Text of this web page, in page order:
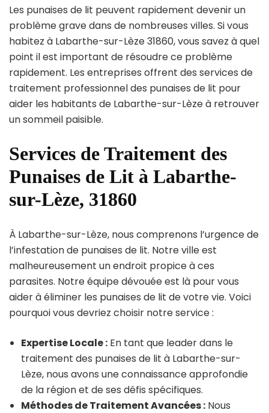
Les punaises de lit peuvent rapidement devenir un
problème grave dans de nombreuses villes. Si vous
habitez à Labarthe-sur-Lèze 31860, vous savez à quel
point il est important de résoudre ce problème
rapidement. Les entreprises offrent des services de
traitement professionnel des punaises de lit pour
aider les habitants de Labarthe-sur-Lèze à retrouver
un sommeil paisible.
Services de Traitement des
Punaises de Lit à Labarthe-
sur-Lèze, 31860
À Labarthe-sur-Lèze, nous comprenons l’urgence de
l’infestation de punaises de lit. Notre ville est
malheureusement un endroit propice à ces
parasites. Notre équipe dévouée est là pour vous
aider à éliminer les punaises de lit de votre vie. Voici
pourquoi vous devriez choisir notre service :
Expertise Locale : En tant que leader dans le
traitement des punaises de lit à Labarthe-sur-
Lèze, nous avons une connaissance approfondie
de la région et de ses défis spécifiques.
Méthodes de Traitement Avancées : Nous